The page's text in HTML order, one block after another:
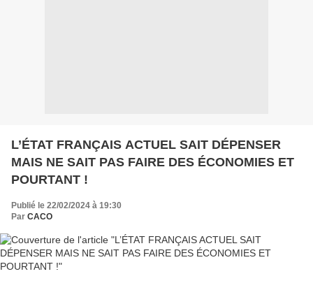
L’ÉTAT FRANÇAIS ACTUEL SAIT DÉPENSER
MAIS NE SAIT PAS FAIRE DES ÉCONOMIES ET
POURTANT !
Publié le 22/02/2024 à 19:30
Par CACO